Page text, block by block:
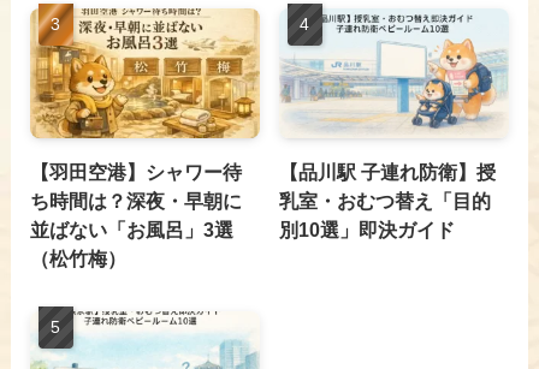
【羽田空港】シャワー待
ち時間は？深夜・早朝に
並ばない「お風呂」3選
（松竹梅）
【品川駅 子連れ防衛】授
乳室・おむつ替え「目的
別10選」即決ガイド